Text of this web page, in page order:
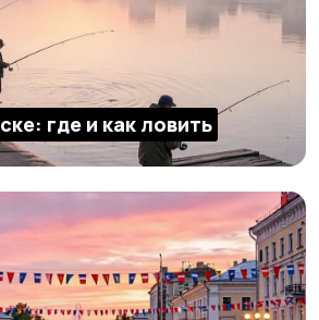
где и как ловить